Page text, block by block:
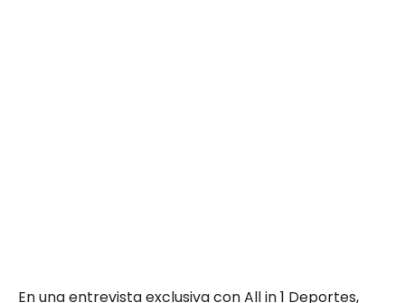
En una entrevista exclusiva con All in 1 Deportes,